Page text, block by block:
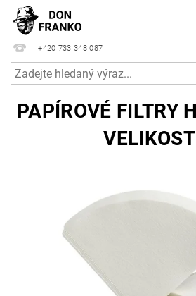
+420 733 348 087
PAPÍROVÉ FILTRY